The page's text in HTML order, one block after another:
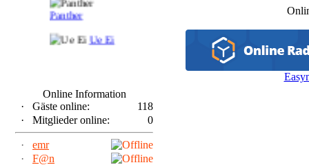
Panther
Ue Ei
Online Information
·
Gäste online:
118
·
Mitglieder online: 0
·
emr
·
F@n